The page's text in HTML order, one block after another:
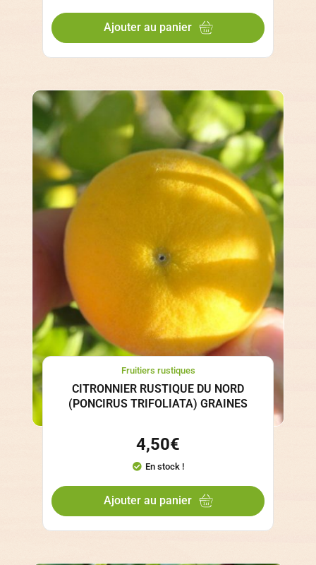
Ajouter au panier
Fruitiers rustiques
CITRONNIER RUSTIQUE DU NORD
(PONCIRUS TRIFOLIATA) GRAINES
4,50€
En stock !
Ajouter au panier